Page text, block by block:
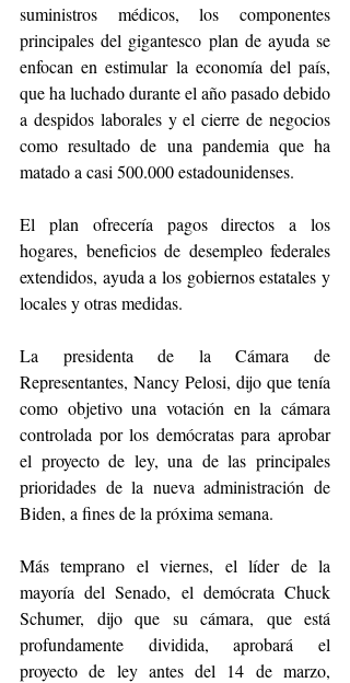
suministros médicos, los componentes
principales del gigantesco plan de ayuda se
enfocan en estimular la economía del país,
que ha luchado durante el año pasado debido
a despidos laborales y el cierre de negocios
como resultado de una pandemia que ha
matado a casi 500.000 estadounidenses.
El plan ofrecería pagos directos a los
hogares, beneficios de desempleo federales
extendidos, ayuda a los gobiernos estatales y
locales y otras medidas.
La presidenta de la Cámara de
Representantes, Nancy Pelosi, dijo que tenía
como objetivo una votación en la cámara
controlada por los demócratas para aprobar
el proyecto de ley, una de las principales
prioridades de la nueva administración de
Biden, a fines de la próxima semana.
Más temprano el viernes, el líder de la
mayoría del Senado, el demócrata Chuck
Schumer, dijo que su cámara, que está
profundamente dividida, aprobará el
proyecto de ley antes del 14 de marzo,